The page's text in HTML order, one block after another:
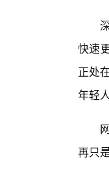
快速
正处
年轻
再只